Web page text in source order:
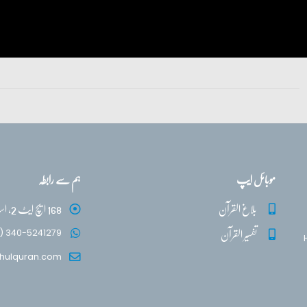
موبائل ایپ
بلاغ القرآن
تفسیر القرآن
ہم سے رابطہ
168 ایچ ایٹ 2، اسلام آباد
340-5241279